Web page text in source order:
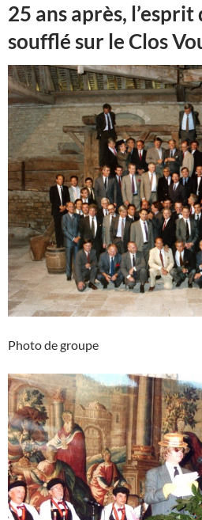
25 ans après,
soufflé sur le Clos
Photo de groupe